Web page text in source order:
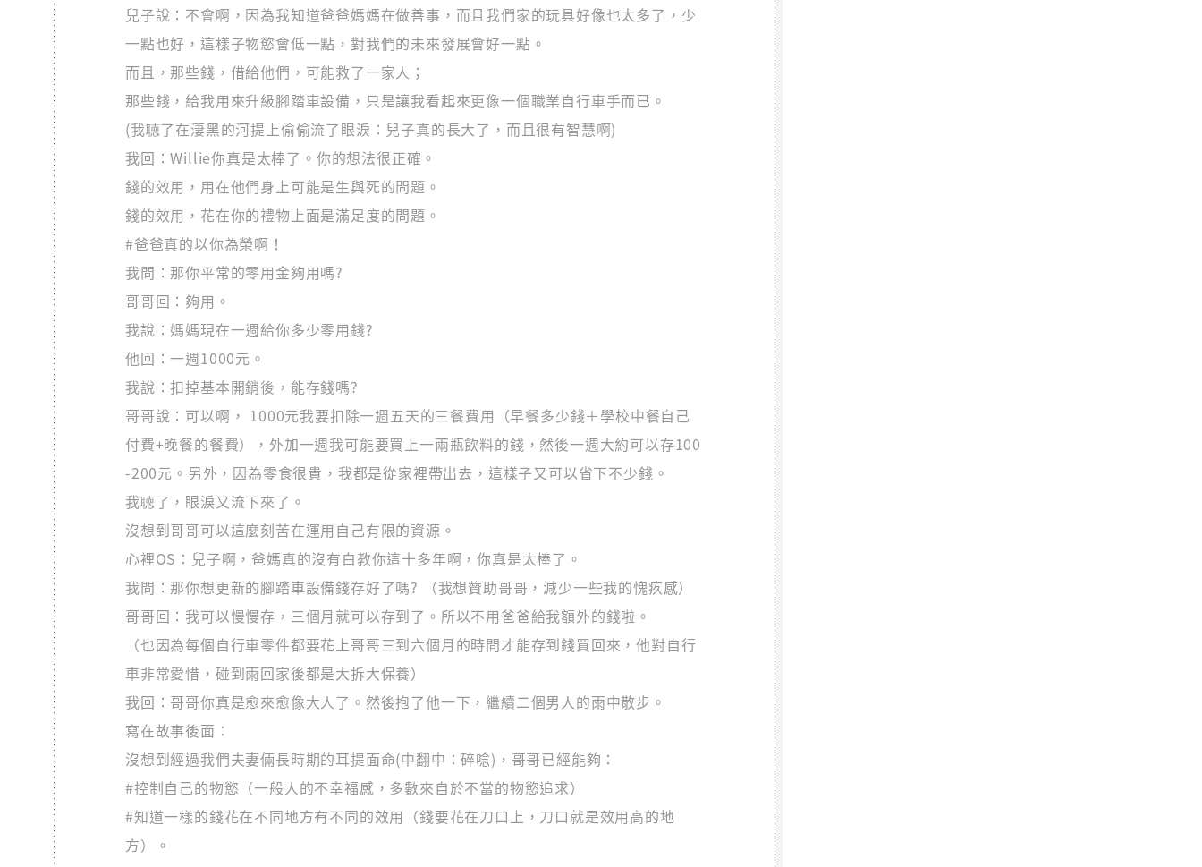
兒子說：不會啊，因為我知道爸爸媽媽在做善事，而且我們家的玩具好像也太多了，少
一點也好，這樣子物慾會低一點，對我們的未來發展會好一點。
而且，那些錢，借給他們，可能救了一家人；
那些錢，給我用來升級腳踏車設備，只是讓我看起來更像一個職業自行車手而已。
(我聴了在淒黑的河提上偷偷流了眼淚：兒子真的長大了，而且很有智慧啊)
我回：Willie你真是太棒了。你的想法很正確。
錢的效用，用在他們身上可能是生與死的問題。
錢的效用，花在你的禮物上面是滿足度的問題。
#爸爸真的以你為榮啊！
我問：那你平常的零用金夠用嗎?
哥哥回：夠用。
我說：媽媽現在一週給你多少零用錢?
他回：一週1000元。
我說：扣掉基本開銷後，能存錢嗎?
哥哥說：可以啊， 1000元我要扣除一週五天的三餐費用（早餐多少錢＋學校中餐自己
付費+晚餐的餐費），外加一週我可能要買上一兩瓶飲料的錢，然後一週大約可以存100
-200元。另外，因為零食很貴，我都是從家裡帶出去，這樣子又可以省下不少錢。
我聴了，眼淚又流下來了。
沒想到哥哥可以這麼刻苦在運用自己有限的資源。
心裡OS：兒子啊，爸媽真的沒有白教你這十多年啊，你真是太棒了。
我問：那你想更新的腳踏車設備錢存好了嗎? （我想贊助哥哥，減少一些我的愧疚感）
哥哥回：我可以慢慢存，三個月就可以存到了。所以不用爸爸給我額外的錢啦。
（也因為每個自行車零件都要花上哥哥三到六個月的時間才能存到錢買回來，他對自行
車非常愛惜，碰到雨回家後都是大拆大保養）
我回：哥哥你真是愈來愈像大人了。然後抱了他一下，繼續二個男人的雨中散步。
寫在故事後面：
沒想到經過我們夫妻倆長時期的耳提面命(中翻中：碎唸)，哥哥已經能夠：
#控制自己的物慾（一般人的不幸福感，多數來自於不當的物慾追求）
#知道一樣的錢花在不同地方有不同的效用（錢要花在刀口上，刀口就是效用高的地
方）。